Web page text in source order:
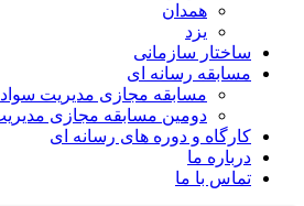
همدان
یزد
ساختار سازمانی
مسابقه رسانه ای
مسابقه مجازی مدیریت
دومین مسابقه مجازی
کارگاه و دوره های رسانه ای
درباره ما
تماس با ما